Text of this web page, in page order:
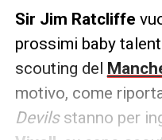
Sir Jim Ratcliffe
prossimi baby
scouting del
motivo, come
Devilsstanno per